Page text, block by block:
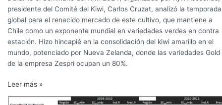
presidente del Comité del Kiwi, Carlos Cruzat, analizó la temporada
global para el renacido mercado de este cultivo, que mantiene a
Chile como un exponente mundial en variedades verdes en contra
estación. Hizo hincapié en la consolidación del kiwi amarillo en el
mundo, potenciado por Nueva Zelanda, donde las variedades Gold
de la empresa Zespri ocupan un 80%.
Leer más »